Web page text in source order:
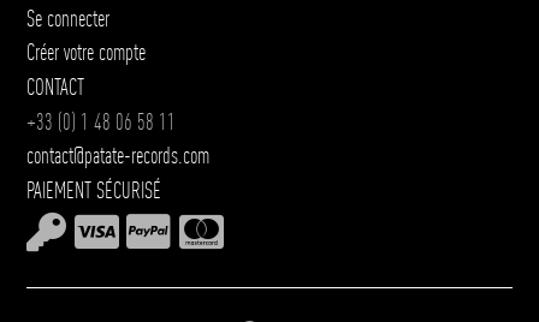
Se connecter
Créer votre compte
CONTACT
+33 (0) 1 48 06 58 11
contact@patate-records.com
PAIEMENT SÉCURISÉ